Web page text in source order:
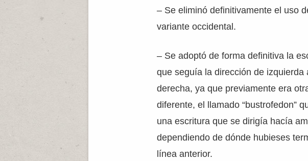
– Se eliminó definitivamente el uso
variante occidental.
– Se adoptó de forma definitiva la
que seguía la dirección de izquierda
derecha, ya que previamente era
diferente, el llamado “bustrofedon”
una escritura que se dirigía hacía
dependiendo de dónde hubieses
línea anterior.